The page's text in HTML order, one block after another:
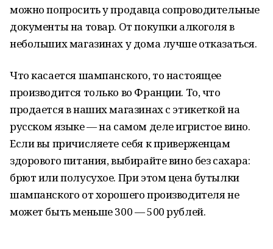
можно попросить у продавца сопроводительные
документы на товар. От покупки алкоголя в
небольших магазинах у дома лучше отказаться.
Что касается шампанского, то настоящее
производится только во Франции. То, что
продается в наших магазинах с этикеткой на
русском языке — на самом деле игристое вино.
Если вы причисляете себя к приверженцам
здорового питания, выбирайте вино без сахара:
брют или полусухое. При этом цена бутылки
шампанского от хорошего производителя не
может быть меньше 300 — 500 рублей.